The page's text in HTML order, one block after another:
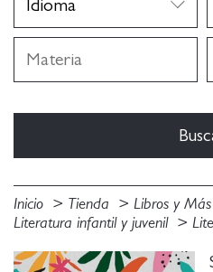
Inicio Tienda
Libros y Más
Literatura infantil y juvenil